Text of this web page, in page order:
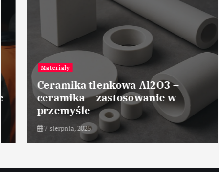
Materiały
Ceramika tlenkowa Al2O3 –
ceramika – zastosowanie w
przemyśle
7 sierpnia, 2026